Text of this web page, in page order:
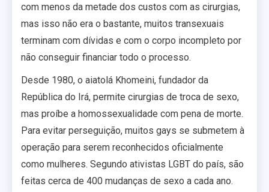
com menos da metade dos custos com as cirurgias,
mas isso não era o bastante, muitos transexuais
terminam com dívidas e com o corpo incompleto por
não conseguir financiar todo o processo.
Desde 1980, o aiatolá Khomeini, fundador da
República do Irá, permite cirurgias de troca de sexo,
mas proíbe a homossexualidade com pena de morte.
Para evitar perseguição, muitos gays se submetem à
operação para serem reconhecidos oficialmente
como mulheres. Segundo ativistas LGBT do país, são
feitas cerca de 400 mudanças de sexo a cada ano.